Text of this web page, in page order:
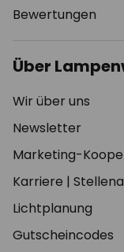
Bewertungen
Über
Wir über uns
Newsletter
Marketing-
Karriere |
Lichtplanung
Gutscheincodes